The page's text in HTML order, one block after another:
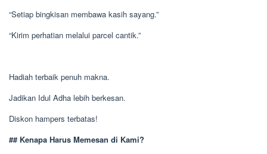
“Setiap bingkisan membawa kasih sayang.”
“Kirim perhatian melalui parcel cantik.”
Hadiah terbaik penuh makna.
Jadikan Idul Adha lebih berkesan.
Diskon hampers terbatas!
## Kenapa Harus Memesan di Kami?